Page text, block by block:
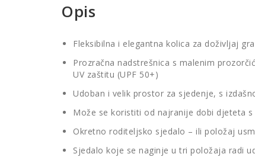
Opis
Fleksibilna i elegantna kolica za doživljaj
Prozračna nadstrešnica s malenim
UV zaštitu (UPF 50+)
Udoban i velik prostor za sjedenje, s
Može se koristiti od najranije dobi djeteta
Okretno roditeljsko sjedalo – ili položaj
Sjedalo koje se naginje u tri položaja radi